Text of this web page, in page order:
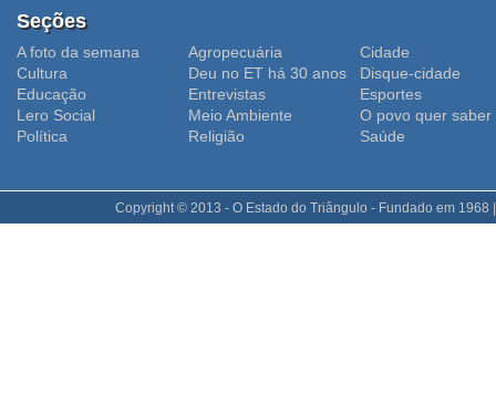
Seções
A foto da semana Agropecuária
Cidade
Cultura
Deu no ET há 30 anos
Disque-cidade
Educação
Entrevistas
Esportes
Lero Social
Meio Ambiente
O povo quer saber
Polí­tica
Religião Saúde
Copyright © 2013 - O Estado do Triângulo - Fundado em